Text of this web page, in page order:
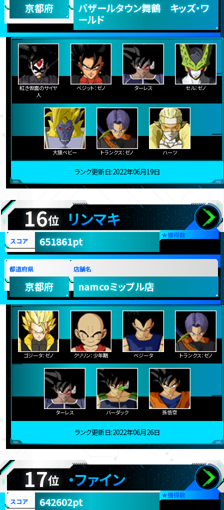
京都府
バザールタウン舞鶴 キッズ・ワ
ールド
紅き仮面のサイヤ
人
ベジット：ゼノ ターレス セル：ゼノ
大猿ベビー トランクス：ゼノ ハーツ
ランク更新日:2022年06月19日
16位 リンマキ
★獲得数
スコア 651861pt
都道府県
京都府
店舗名
namcoミップル店
ゴジータ：ゼノ クリリン：少年期 ベジータ トランクス：ゼノ
ターレス バーダック 孫悟空
ランク更新日:2022年06月26日
17位 ・ファイン
★獲得数
スコア 642602pt